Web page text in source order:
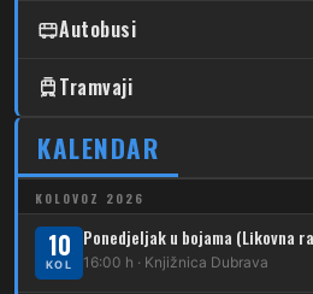
Čulinec
Trnava
Čulinec
Trnava ↦ Sesvete
Kliknite stanicu za prikaz voznog reda
Autobusi
DUBRAVA
206 Dubrava – Miroševec
208 Dubrava – Vidovec
209
Tramvaji
4 Dubec – Savski Most
7 Dubrava – Savski Most
11 Dubec – Črnomerec
KALENDAR
KOLOVOZ 2026
10
KOL
Ponedjeljak u bojama (Likovna
16:00 h · Knjižnica Dubrava